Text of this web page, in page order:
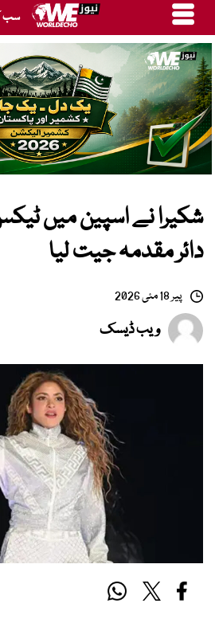
سب
شکیرا نے اسپین میں
دائر مقدمہ جیت لیا
پیر 18 مئی 2026
ویب ڈیسک